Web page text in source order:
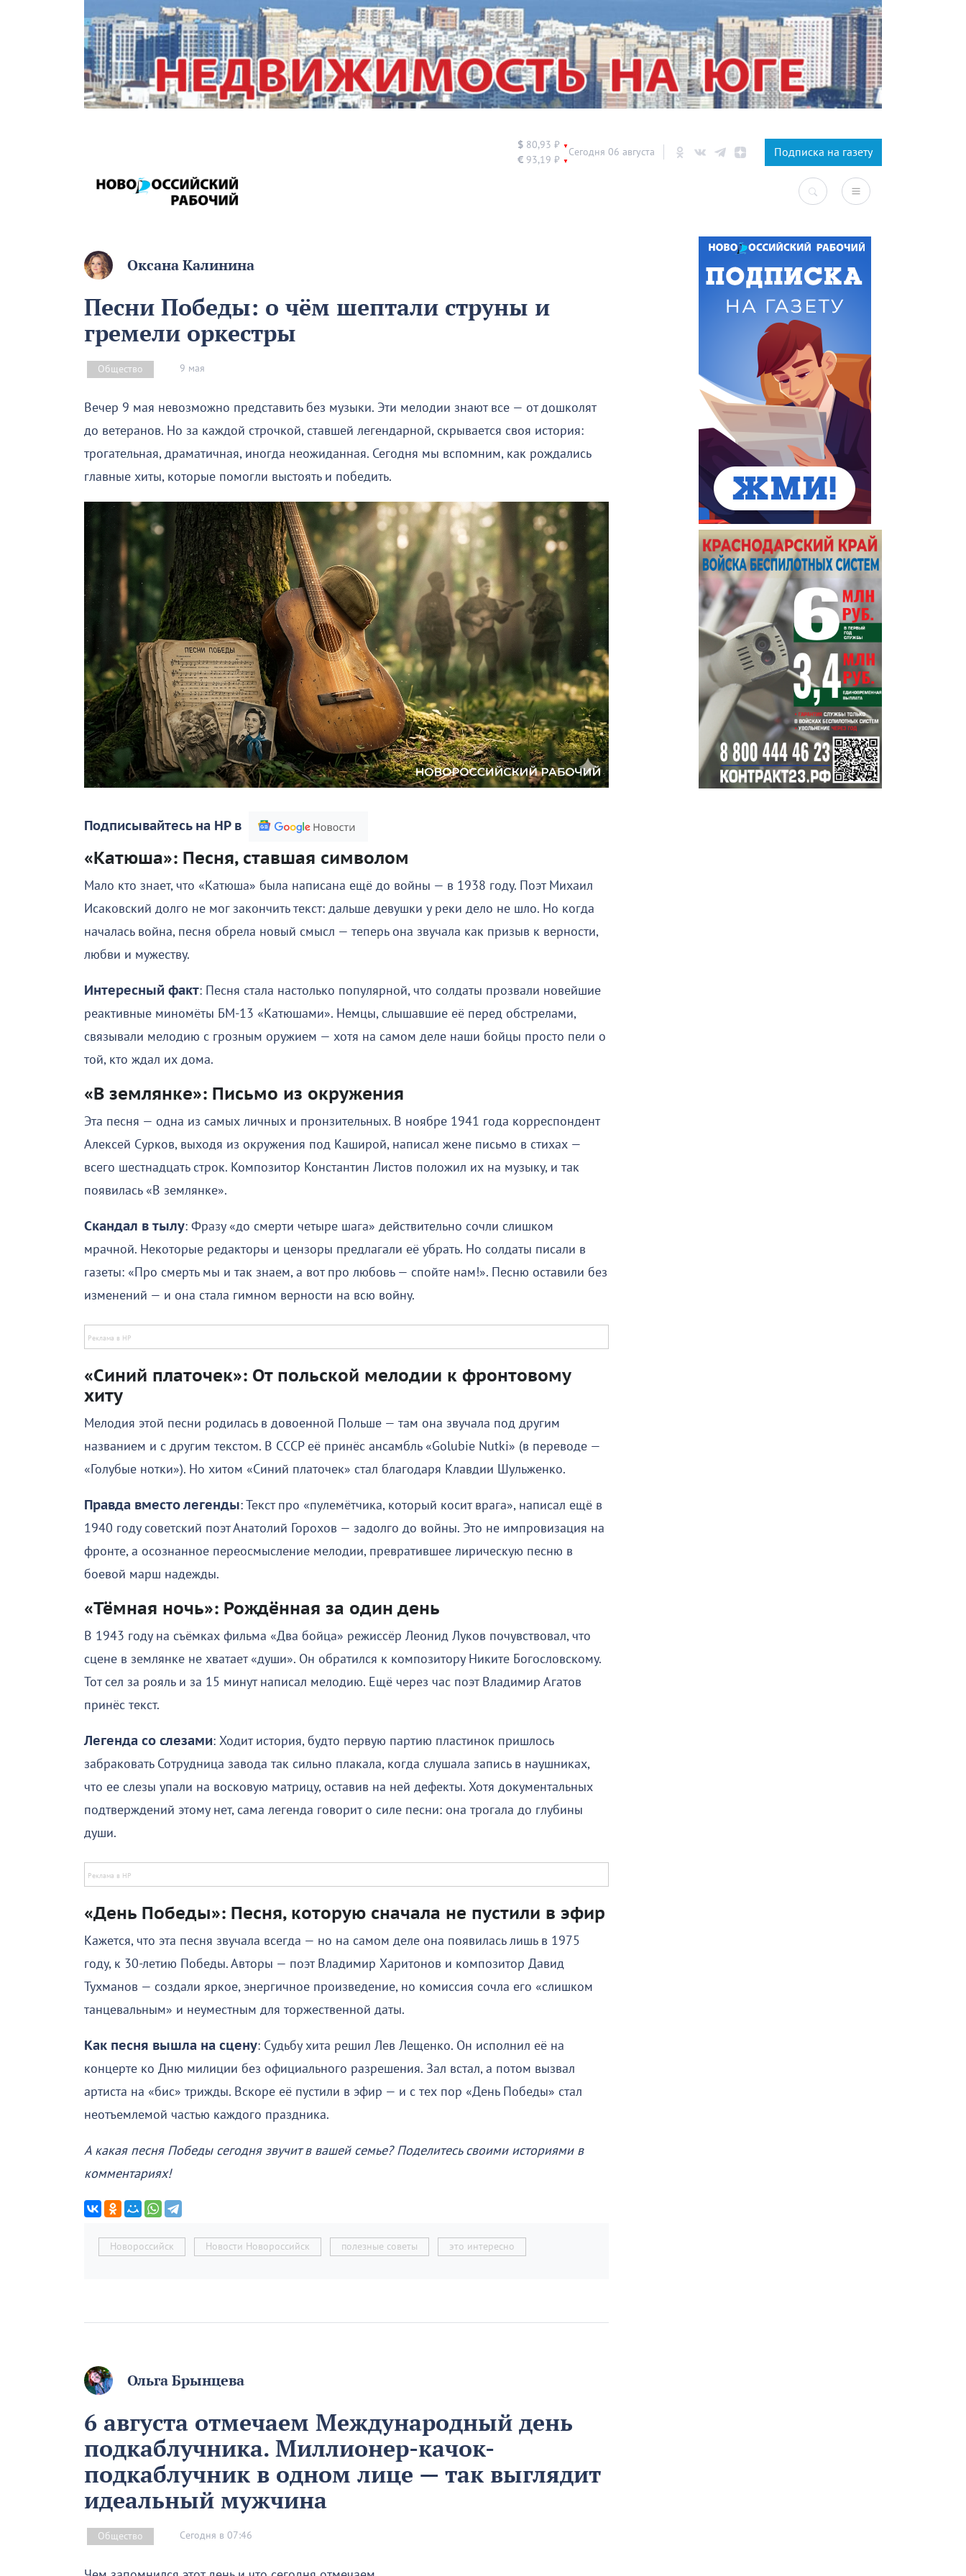
$ 80,93 ₽ ▼
€ 93,19 ₽ ▼
Сегодня 06 августа Подписка на газету
Оксана Калинина
Песни Победы: о чём шептали струны и
гремели оркестры
Общество 9 мая
Вечер 9 мая невозможно представить без музыки. Эти мелодии знают все — от дошколят
до ветеранов. Но за каждой строчкой, ставшей легендарной, скрывается своя история:
трогательная, драматичная, иногда неожиданная. Сегодня мы вспомним, как рождались
главные хиты, которые помогли выстоять и победить.
Подписывайтесь на НР в
«Катюша»: Песня, ставшая символом
Мало кто знает, что «Катюша» была написана ещё до войны — в 1938 году. Поэт Михаил
Исаковский долго не мог закончить текст: дальше девушки у реки дело не шло. Но когда
началась война, песня обрела новый смысл — теперь она звучала как призыв к верности,
любви и мужеству.
Интересный факт: Песня стала настолько популярной, что солдаты прозвали новейшие
реактивные миномёты БМ-13 «Катюшами». Немцы, слышавшие её перед обстрелами,
связывали мелодию с грозным оружием — хотя на самом деле наши бойцы просто пели о
той, кто ждал их дома.
«В землянке»: Письмо из окружения
Эта песня — одна из самых личных и пронзительных. В ноябре 1941 года корреспондент
Алексей Сурков, выходя из окружения под Каширой, написал жене письмо в стихах —
всего шестнадцать строк. Композитор Константин Листов положил их на музыку, и так
появилась «В землянке».
Скандал в тылу: Фразу «до смерти четыре шага» действительно сочли слишком
мрачной. Некоторые редакторы и цензоры предлагали её убрать. Но солдаты писали в
газеты: «Про смерть мы и так знаем, а вот про любовь — спойте нам!». Песню оставили без
изменений — и она стала гимном верности на всю войну.
«Синий платочек»: От польской мелодии к фронтовому
хиту
Мелодия этой песни родилась в довоенной Польше — там она звучала под другим
названием и с другим текстом. В СССР её принёс ансамбль «Golubie Nutki» (в переводе —
«Голубые нотки»). Но хитом «Синий платочек» стал благодаря Клавдии Шульженко.
Правда вместо легенды: Текст про «пулемётчика, который косит врага», написал ещё в
1940 году советский поэт Анатолий Горохов — задолго до войны. Это не импровизация на
фронте, а осознанное переосмысление мелодии, превратившее лирическую песню в
боевой марш надежды.
«Тёмная ночь»: Рождённая за один день
В 1943 году на съёмках фильма «Два бойца» режиссёр Леонид Луков почувствовал, что
сцене в землянке не хватает «души». Он обратился к композитору Никите Богословскому.
Тот сел за рояль и за 15 минут написал мелодию. Ещё через час поэт Владимир Агатов
принёс текст.
Легенда со слезами: Ходит история, будто первую партию пластинок пришлось
забраковать Сотрудница завода так сильно плакала, когда слушала запись в наушниках,
что ее слезы упали на восковую матрицу, оставив на ней дефекты. Хотя документальных
подтверждений этому нет, сама легенда говорит о силе песни: она трогала до глубины
души.
«День Победы»: Песня, которую сначала не пустили в эфир
Кажется, что эта песня звучала всегда — но на самом деле она появилась лишь в 1975
году, к 30-летию Победы. Авторы — поэт Владимир Харитонов и композитор Давид
Тухманов — создали яркое, энергичное произведение, но комиссия сочла его «слишком
танцевальным» и неуместным для торжественной даты.
Как песня вышла на сцену: Судьбу хита решил Лев Лещенко. Он исполнил её на
концерте ко Дню милиции без официального разрешения. Зал встал, а потом вызвал
артиста на «бис» трижды. Вскоре её пустили в эфир — и с тех пор «День Победы» стал
неотъемлемой частью каждого праздника.
А какая песня Победы сегодня звучит в вашей семье? Поделитесь своими историями в
комментариях!
Новороссийск Новости Новороссийск полезные советы это интересно
Ольга Брынцева
6 августа отмечаем Международный день
подкаблучника. Миллионер-качок-
подкаблучник в одном лице — так выглядит
идеальный мужчина
Общество Сегодня в 07:46